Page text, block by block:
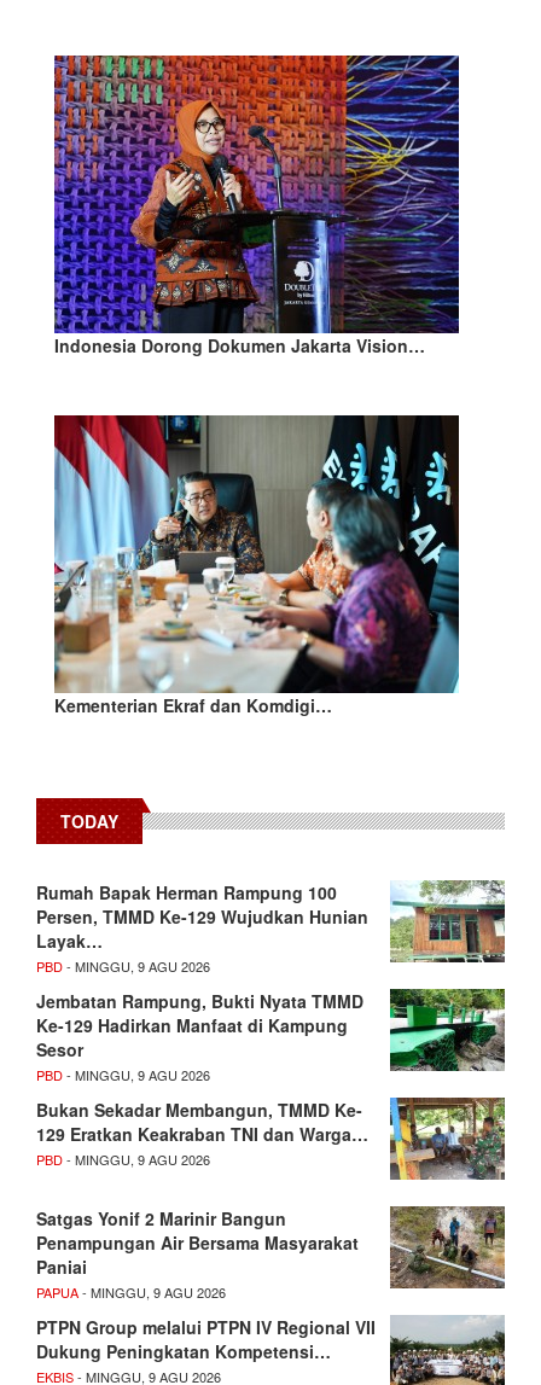
Indonesia Dorong Dokumen Jakarta Vision…
Kementerian Ekraf dan Komdigi…
TODAY
Rumah Bapak Herman Rampung 100
Persen, TMMD Ke-129 Wujudkan Hunian
Layak…
PBD- MINGGU, 9 AGU 2026
Jembatan Rampung, Bukti Nyata TMMD
Ke-129 Hadirkan Manfaat di Kampung
Sesor
PBD- MINGGU, 9 AGU 2026
Bukan Sekadar Membangun, TMMD Ke-
129 Eratkan Keakraban TNI dan Warga…
PBD- MINGGU, 9 AGU 2026
Satgas Yonif 2 Marinir Bangun
Penampungan Air Bersama Masyarakat
Paniai
PAPUA- MINGGU, 9 AGU 2026
PTPN Group melalui PTPN IV Regional VII
Dukung Peningkatan Kompetensi…
EKBIS- MINGGU, 9 AGU 2026